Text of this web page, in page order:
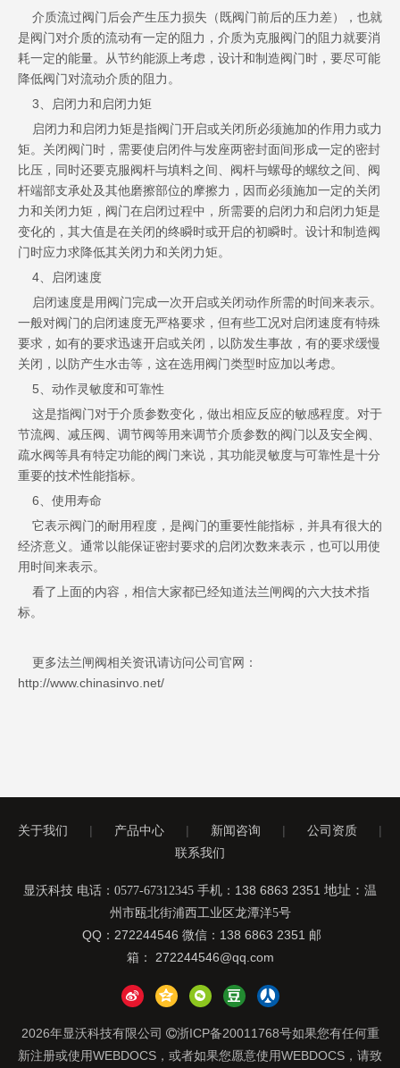
介质流过阀门后会产生压力损失（既阀门前后的压力差），也就
是阀门对介质的流动有一定的阻力，介质为克服阀门的阻力就要消
耗一定的能量。从节约能源上考虑，设计和制造阀门时，要尽可能
降低阀门对流动介质的阻力。
3、启闭力和启闭力矩
启闭力和启闭力矩是指阀门开启或关闭所必须施加的作用力或力
矩。关闭阀门时，需要使启闭件与发座两密封面间形成一定的密封
比压，同时还要克服阀杆与填料之间、阀杆与螺母的螺纹之间、阀
杆端部支承处及其他磨擦部位的摩擦力，因而必须施加一定的关闭
力和关闭力矩，阀门在启闭过程中，所需要的启闭力和启闭力矩是
变化的，其大值是在关闭的终瞬时或开启的初瞬时。设计和制造阀
门时应力求降低其关闭力和关闭力矩。
4、启闭速度
启闭速度是用阀门完成一次开启或关闭动作所需的时间来表示。
一般对阀门的启闭速度无严格要求，但有些工况对启闭速度有特殊
要求，如有的要求迅速开启或关闭，以防发生事故，有的要求缓慢
关闭，以防产生水击等，这在选用阀门类型时应加以考虑。
5、动作灵敏度和可靠性
这是指阀门对于介质参数变化，做出相应反应的敏感程度。对于
节流阀、减压阀、调节阀等用来调节介质参数的阀门以及安全阀、
疏水阀等具有特定功能的阀门来说，其功能灵敏度与可靠性是十分
重要的技术性能指标。
6、使用寿命
它表示阀门的耐用程度，是阀门的重要性能指标，并具有很大的
经济意义。通常以能保证密封要求的启闭次数来表示，也可以用使
用时间来表示。
看了上面的内容，相信大家都已经知道法兰闸阀的六大技术指
标。
更多法兰闸阀相关资讯请访问公司官网：
http://www.chinasinvo.net/
关于我们 | 产品中心 | 新闻咨询 | 公司资质
|
联系我们
显沃科技 电话：0577-67312345 手机：138 6863 2351 地址： 温
州市瓯北街浦西工业区龙潭洋5号
QQ：272244546 微信：138 6863 2351 邮
箱： 272244546@qq.com
2026年显沃科技有限公司 浙ICP备20011768号如果您有任何重
新注册或使用WEBDOCS，或者如果您愿意使用WEBDOCS，请致